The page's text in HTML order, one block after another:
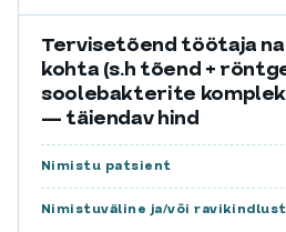
Tervisetõend töötaja
kohta (s.h tõend +
soolebakterite
— täiendav hind
Nimistu patsient
Nimistuväline ja/või